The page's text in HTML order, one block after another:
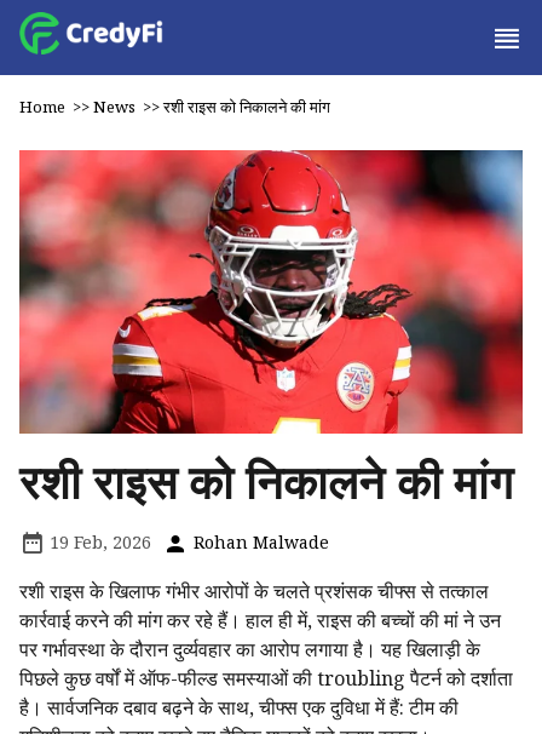
Home >>News >>रशी राइस को निकालने की मांग
रशी राइस को निकालने की मांग
19 Feb, 2026 Rohan Malwade
रशी राइस के खिलाफ गंभीर आरोपों के चलते प्रशंसक चीफ्स से तत्काल
कार्रवाई करने की मांग कर रहे हैं। हाल ही में, राइस की बच्चों की मां ने उन
पर गर्भावस्था के दौरान दुर्व्यवहार का आरोप लगाया है। यह खिलाड़ी के
पिछले कुछ वर्षों में ऑफ-फील्ड समस्याओं की troubling पैटर्न को दर्शाता
है। सार्वजनिक दबाव बढ़ने के साथ, चीफ्स एक दुविधा में हैं: टीम की